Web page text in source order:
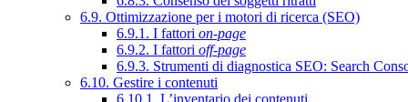
6.9. Ottimizzazione per i motori di ricerca (SEO)
6.9.1. I fattori on-page
6.9.2. I fattori off-page
6.9.3. Strumenti di diagnostica SEO: Search
6.10. Gestire i contenuti
6.10.1. L’inventario dei contenuti